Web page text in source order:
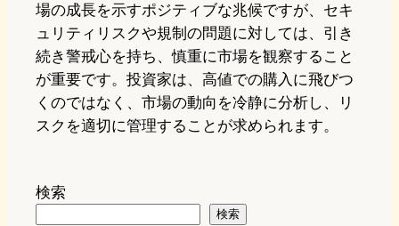
場の成長を示すポジティブな兆候ですが、セキ
ュリティリスクや規制の問題に対しては、引き
続き警戒心を持ち、慎重に市場を観察すること
が重要です。投資家は、高値での購入に飛びつ
くのではなく、市場の動向を冷静に分析し、リ
スクを適切に管理することが求められます。
検索
検索